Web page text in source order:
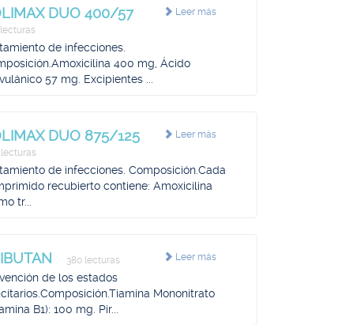
Leer más
DUO 400/57
de infecciones.
400 mg, Ácido
57 mg. Excipientes ...
Leer más
DUO 875/125
de infecciones. Composición.Cada
recubierto contiene: Amoxicilina
tr...
Leer más
380 lecturas
de los estados
Mononitrato
B1): 100 mg. Pir...